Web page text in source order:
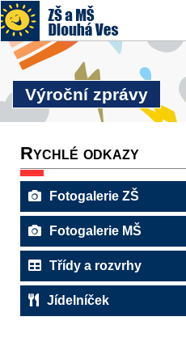
Výroční zprávy
Rychlé odkazy
Fotogalerie ZŠ
Fotogalerie MŠ
Třídy a rozvrhy
Jídelníček